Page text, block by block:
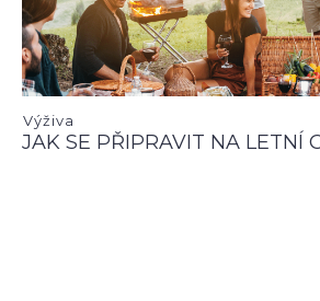
Výživa
JAK SE PŘIPRAVIT NA LETNÍ